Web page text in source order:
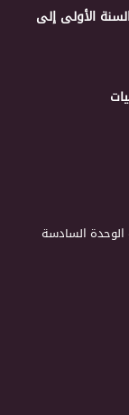
الأولى إلى
الوحدة السادسة